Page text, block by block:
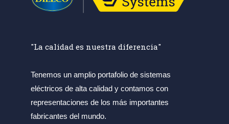
"La calidad es nuestra diferencia"
Tenemos un amplio portafolio de sistemas
eléctricos de alta calidad y contamos con
representaciones de los más importantes
fabricantes del mundo.